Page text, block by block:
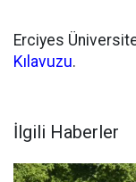
Erciyes
Kılavuzu.
İlgili Haberler